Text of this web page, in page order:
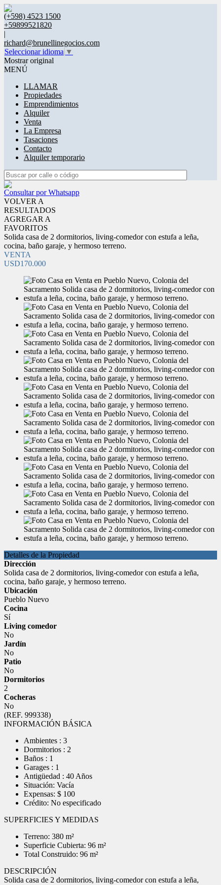
(+598) 4523 1500
+59899521820
|
richard@brunellinegocios.com
Seleccionar idioma ▼
Mostrar original
MENÚ
LLAMAR
Propiedades
Emprendimientos
Alquiler
Venta
La Empresa
Tasaciones
Contacto
Alquiler temporario
Consultar por Whatsapp
VOLVER A
RESULTADOS
AGREGAR A
FAVORITOS
Solida casa de 2 dormitorios, living-comedor con estufa a leña,
cocina, baño garaje, y hermoso terreno.
VENTA
USD170.000
Detalles de la Propiedad
Dirección
Solida casa de 2 dormitorios, living-comedor con estufa a leña,
cocina, baño garaje, y hermoso terreno.
Ubicación
Pueblo Nuevo
Cocina
Sí
Living comedor
No
Jardín
No
Patio
No
Dormitorios
2
Cocheras
No
(REF. 999338)
INFORMACIÓN BÁSICA
Ambientes : 3
Dormitorios : 2
Baños : 1
Garages : 1
Antigüedad : 40 Años
Situación: Vacía
Expensas: $ 100
Crédito: No especificado
SUPERFICIES Y MEDIDAS
Terreno: 380 m²
Superficie Cubierta: 96 m²
Total Construido: 96 m²
DESCRIPCIÓN
Solida casa de 2 dormitorios, living-comedor con estufa a leña,